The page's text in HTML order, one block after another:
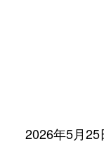
2026年5月